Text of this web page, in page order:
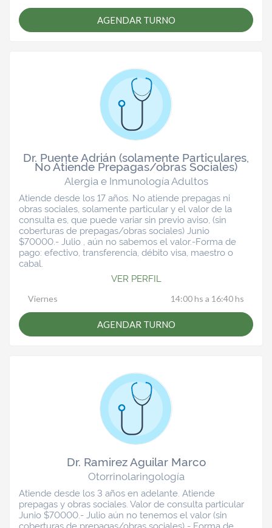
AGENDAR TURNO
Dr. Puente Adrián (solamente Particulares,
No Atiende Prepagas/obras Sociales)
Alergia e Inmunología Adultos
Atiende desde los 17 años. No atiende prepagas ni
obras sociales, solamente particular y el valor de la
consulta es, que puede variar sin previo aviso, (sin
coberturas de prepagas/obras sociales) Junio
$70000.- Julio , aún no sabemos el valor.-Forma de
pago: efectivo, transferencia, débito visa, maestro o
cabal.
VER PERFIL
Viernes 14:00 hs a 16:40 hs
AGENDAR TURNO
Dr. Ramirez Aguilar Marco
Otorrinolaringología
Atiende desde los 3 años en adelante. Atiende
prepagas y obras sociales. Valor de consulta particular
Junio $70000.- Julio aún no tenemos el valor (sin
coberturas de prepagas/obras sociales) - Forma de